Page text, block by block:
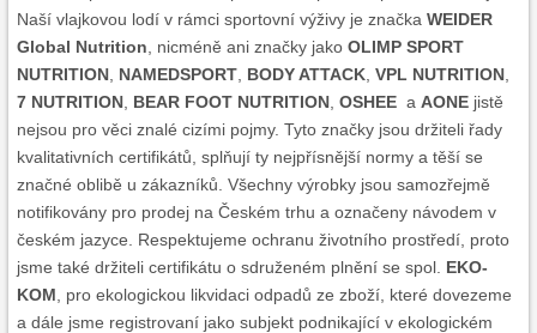
Naší vlajkovou lodí v rámci sportovní výživy je značka WEIDER
Global Nutrition , nicméně ani značky jako OLIMP SPORT
NUTRITION NAMEDSPORT BODY ATTACK VPL NUTRITION
7 NUTRITION BEAR FOOT NUTRITION OSHEE a AONE jistě
nejsou pro věci znalé cizími pojmy. Tyto značky jsou držiteli řady
kvalitativních certifikátů, splňují ty nejpřísnější normy a těší se
značné oblibě u zákazníků. Všechny výrobky jsou samozřejmě
notifikovány pro prodej na Českém trhu a označeny návodem v
českém jazyce. Respektujeme ochranu životního prostředí, proto
jsme také držiteli certifikátu o sdruženém plnění se spol. EKO-
KOM , pro ekologickou likvidaci odpadů ze zboží, které dovezeme
a dále jsme registrovaní jako subjekt podnikající v ekologickém